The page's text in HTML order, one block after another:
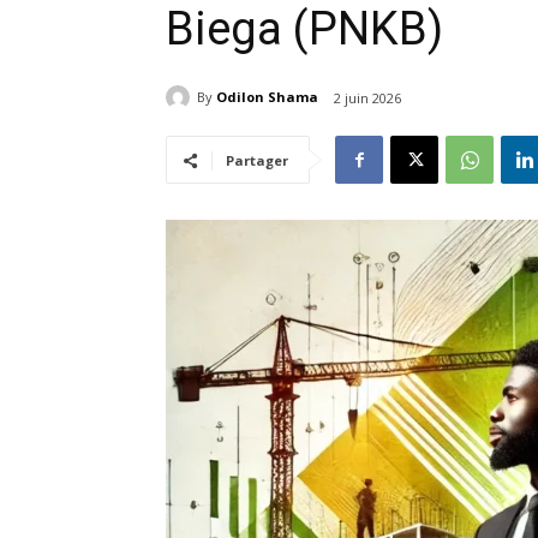
Biega (PNKB)
By Odilon Shama 2 juin 2026
Partager